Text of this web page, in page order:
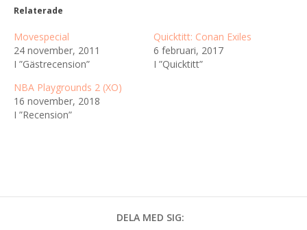
Relaterade
Movespecial
24 november, 2011
I ”Gästrecension”
Quicktitt: Conan Exiles
6 februari, 2017
I ”Quicktitt”
NBA Playgrounds 2 (XO)
16 november, 2018
I ”Recension”
DELA MED SIG: